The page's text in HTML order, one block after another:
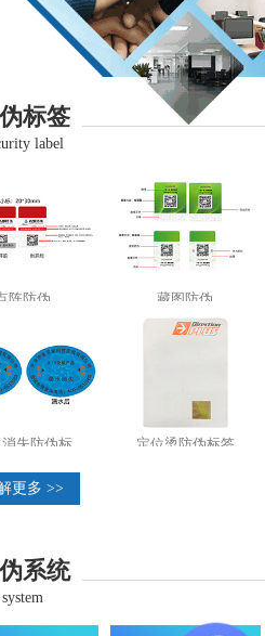
标签
label
阵防伪 藏图防伪
失防伪标 定位烫防伪标签
更多 >>
系统
system